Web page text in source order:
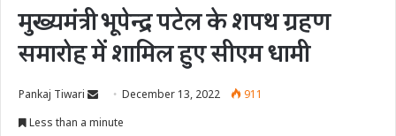
मुख्यमंत्री भूपेन्द्र पटेल के शपथ ग्रहण
समारोह में शामिल हुए सीएम धामी
Pankaj Tiwari
Send
an
December 13, 2022
911
Less than a minute